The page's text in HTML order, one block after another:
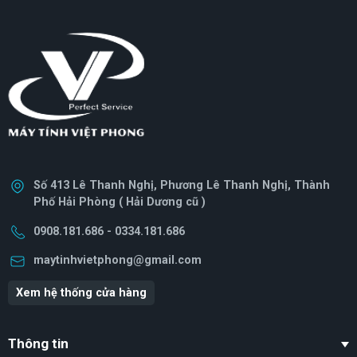
Số 413 Lê Thanh Nghị, Phương Lê Thanh Nghị, Thành
Phố Hải Phòng ( Hải Dương cũ )
0908.181.686 - 0334.181.686
maytinhvietphong@gmail.com
Xem hệ thống cửa hàng
Thông tin